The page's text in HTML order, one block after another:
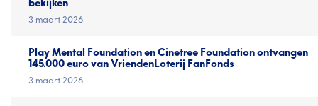
bekijken
3 maart 2026
Play Mental Foundation en Cinetree Foundation ontvangen
145.000 euro van VriendenLoterij FanFonds
3 maart 2026